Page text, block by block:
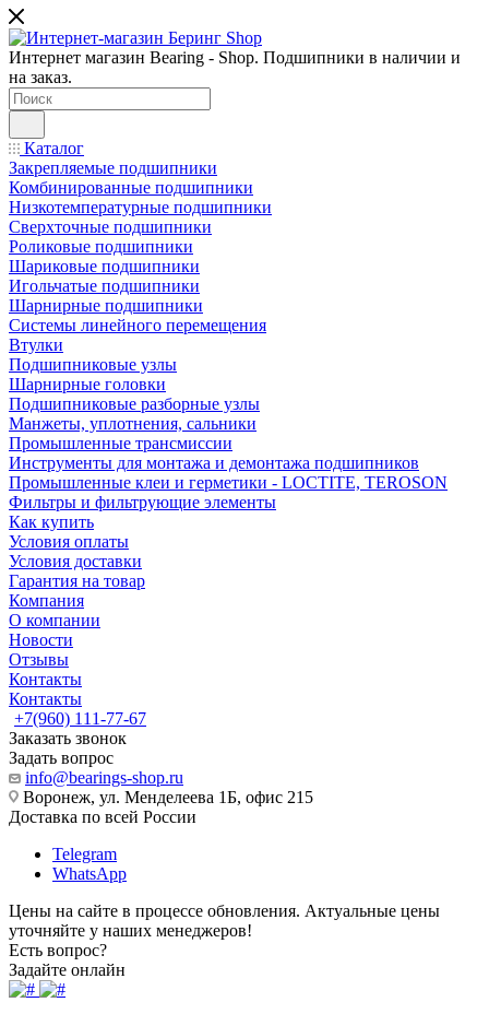
Интернет магазин Bearing - Shop. Подшипники в наличии и
на заказ.
Каталог
Закрепляемые подшипники
Комбинированные подшипники
Низкотемпературные подшипники
Сверхточные подшипники
Роликовые подшипники
Шариковые подшипники
Игольчатые подшипники
Шарнирные подшипники
Системы линейного перемещения
Втулки
Подшипниковые узлы
Шарнирные головки
Подшипниковые разборные узлы
Манжеты, уплотнения, сальники
Промышленные трансмиссии
Инструменты для монтажа и демонтажа подшипников
Промышленные клеи и герметики - LOCTITE, TEROSON
Фильтры и фильтрующие элементы
Как купить
Условия оплаты
Условия доставки
Гарантия на товар
Компания
О компании
Новости
Отзывы
Контакты
Контакты
+7(960) 111-77-67
Заказать звонок
Задать вопрос
info@bearings-shop.ru
Воронеж, ул. Менделеева 1Б, офис 215
Доставка по всей России
Telegram
WhatsApp
Цены на сайте в процессе обновления. Актуальные цены
уточняйте у наших менеджеров!
Есть вопрос?
Задайте онлайн